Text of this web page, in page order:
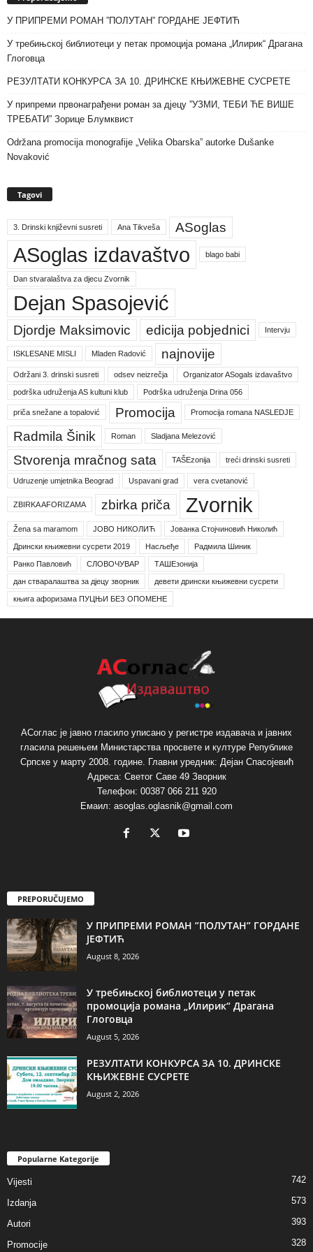
У ПРИПРЕМИ РОМАН ”ПОЛУТАН” ГОРДАНЕ ЈЕФТИЋ
У требињској библиотеци у петак промоција романа „Илирик“ Драгана
Глоговца
РЕЗУЛТАТИ КОНКУРСА ЗА 10. ДРИНСКЕ КЊИЖЕВНЕ СУСРЕТЕ
У припреми првонаграђени роман за дјецу ”УЗМИ, ТЕБИ ЋЕ ВИШЕ
ТРЕБАТИ” Зорице Блумквист
Održana promocija monografije „Velika Obarska” autorke Dušanke
Novaković
Tagovi
3. Drinski književni susreti Ana Tikveša ASoglas
ASoglas izdavaštvo blago babi
Dan stvaralaštva za djecu Zvornik
Dejan Spasojević
Djordje Maksimovic edicija pobjednici Intervju
ISKLESANE MISLI Mladen Radović najnovije
Održani 3. drinski susreti odsev neizrečja Organizator ASogals izdavaštvo
podrška udruženja AS kultuni klub Podrška udruženja Drina 056
priča snežane a topalović Promocija Promocija romana NASLEDJE
Radmila Šinik Roman Sladjana Melezović
Stvorenja mračnog sata TAŠEzonija treći drinski susreti
Udruzenje umjetnika Beograd Uspavani grad vera cvetanović
ZBIRKA AFORIZAMA zbirka priča Zvornik
Žena sa maramom ЈОВО НИКОЛИЋ Јованка Стојчиновић Николић
Дрински књижевни сусрети 2019 Насљеђе Радмила Шиник
Ранко Павловић СЛОВОЧУВАР ТАШЕзонија
дан стваралаштва за дјецу зворник девети дрински књижевни сусрети
књига афоризама ПУЦЊИ БЕЗ ОПОМЕНЕ
АСоглас је јавно гласило уписано у регистре издавача и јавних
гласила решењем Министарства просвете и културе Републике
Српске у марту 2008. године. Главни уредник: Дејан Спасојевић
Адреса: Светог Саве 49 Зворник
Телефон: 00387 066 211 920
Емаил: asoglas.oglasnik@gmail.com
PREPORUČUJEMO
У ПРИПРЕМИ РОМАН ”ПОЛУТАН” ГОРДАНЕ
ЈЕФТИЋ
August 8, 2026
У требињској библиотеци у петак
промоција романа „Илирик“ Драгана
Глоговца
August 5, 2026
РЕЗУЛТАТИ КОНКУРСА ЗА 10. ДРИНСКЕ
КЊИЖЕВНЕ СУСРЕТЕ
August 2, 2026
Popularne Kategorije
Vijesti 742
Izdanja 573
Autori 393
Promocije 328